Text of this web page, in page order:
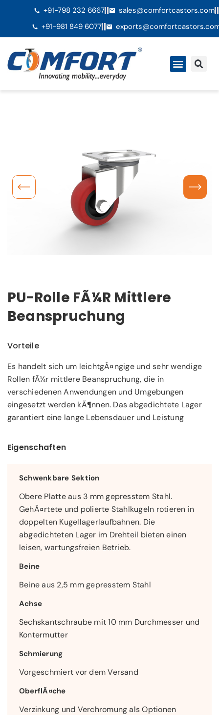
+91-798 232 6667
sales@comfortcastors.com
+91-981 849 6077
PU-Rolle FÃ¼r Mittlere
Beanspruchung
Vorteile
Es handelt sich um leichtgÃ¤ngige und sehr wendige
Rollen fÃ¼r mittlere Beanspruchung, die in
verschiedenen Anwendungen und Umgebungen
eingesetzt werden kÃ¶nnen. Das abgedichtete Lager
garantiert eine lange Lebensdauer und Leistung
Eigenschaften
Schwenkbare Sektion
Obere Platte aus 3 mm gepresstem Stahl.
GehÃ¤rtete und polierte Stahlkugeln rotieren in
doppelten Kugellagerlaufbahnen. Die
abgedichteten Lager im Drehteil bieten einen
leisen, wartungsfreien Betrieb.
Beine
Beine aus 2,5 mm gepresstem Stahl
Achse
Sechskantschraube mit 10 mm Durchmesser und
Kontermutter
Schmierung
Vorgeschmiert vor dem Versand
OberflÃ¤che
Verzinkung und Verchromung als Optionen